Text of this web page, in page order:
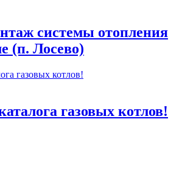
системы отопления
(п. Лосево)
газовых котлов!